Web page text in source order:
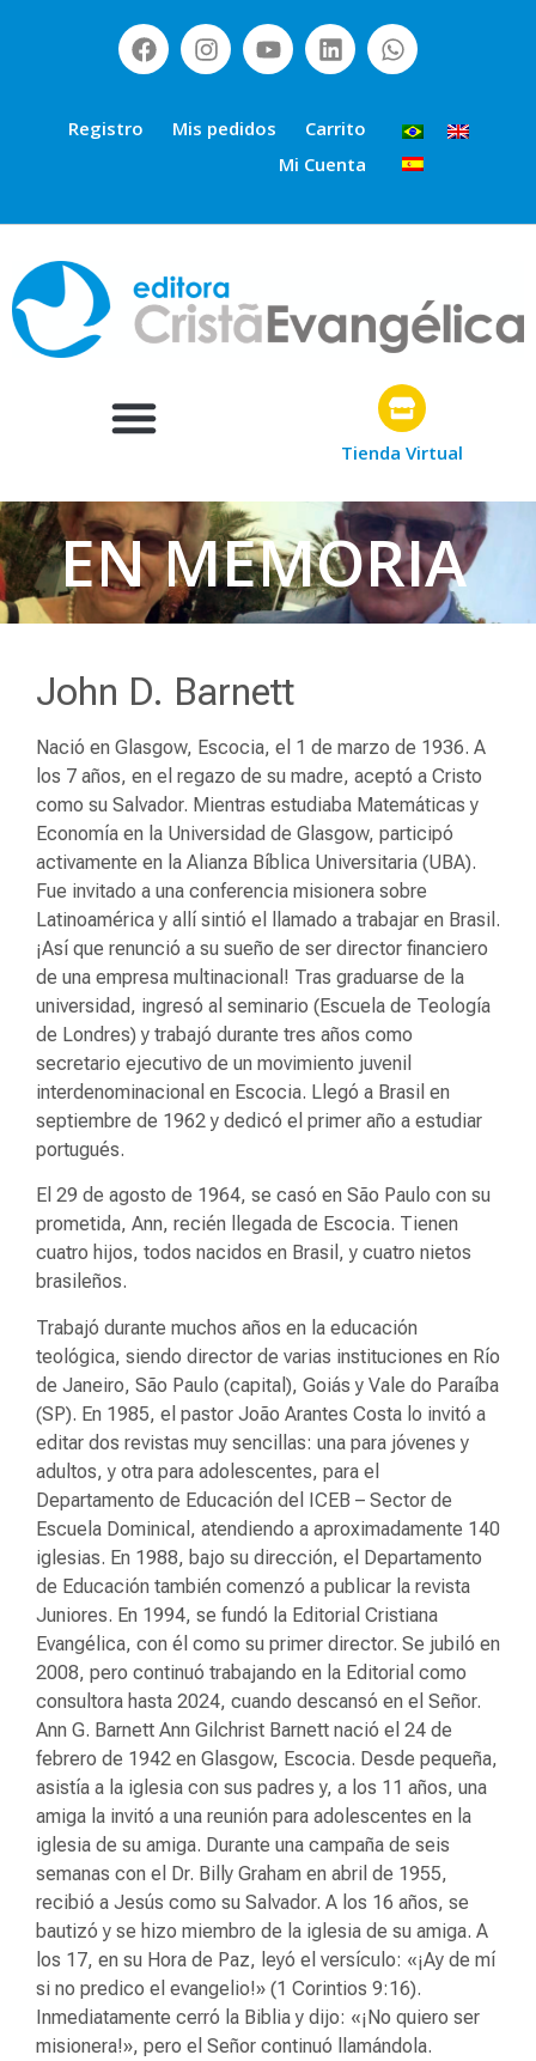
Registro Mis pedidos
Carrito
Mi Cuenta
Tienda Virtual
EN MEMORIA
John D. Barnett
Nació en Glasgow, Escocia, el 1 de marzo de 1936. A
los 7 años, en el regazo de su madre, aceptó a Cristo
como su Salvador. Mientras estudiaba Matemáticas y
Economía en la Universidad de Glasgow, participó
activamente en la Alianza Bíblica Universitaria (UBA).
Fue invitado a una conferencia misionera sobre
Latinoamérica y allí sintió el llamado a trabajar en Brasil.
¡Así que renunció a su sueño de ser director financiero
de una empresa multinacional! Tras graduarse de la
universidad, ingresó al seminario (Escuela de Teología
de Londres) y trabajó durante tres años como
secretario ejecutivo de un movimiento juvenil
interdenominacional en Escocia. Llegó a Brasil en
septiembre de 1962 y dedicó el primer año a estudiar
portugués.
El 29 de agosto de 1964, se casó en São Paulo con su
prometida, Ann, recién llegada de Escocia. Tienen
cuatro hijos, todos nacidos en Brasil, y cuatro nietos
brasileños.
Trabajó durante muchos años en la educación
teológica, siendo director de varias instituciones en Río
de Janeiro, São Paulo (capital), Goiás y Vale do Paraíba
(SP). En 1985, el pastor João Arantes Costa lo invitó a
editar dos revistas muy sencillas: una para jóvenes y
adultos, y otra para adolescentes, para el
Departamento de Educación del ICEB – Sector de
Escuela Dominical, atendiendo a aproximadamente 140
iglesias. En 1988, bajo su dirección, el Departamento
de Educación también comenzó a publicar la revista
Juniores. En 1994, se fundó la Editorial Cristiana
Evangélica, con él como su primer director. Se jubiló en
2008, pero continuó trabajando en la Editorial como
consultora hasta 2024, cuando descansó en el Señor.
Ann G. Barnett Ann Gilchrist Barnett nació el 24 de
febrero de 1942 en Glasgow, Escocia. Desde pequeña,
asistía a la iglesia con sus padres y, a los 11 años, una
amiga la invitó a una reunión para adolescentes en la
iglesia de su amiga. Durante una campaña de seis
semanas con el Dr. Billy Graham en abril de 1955,
recibió a Jesús como su Salvador. A los 16 años, se
bautizó y se hizo miembro de la iglesia de su amiga. A
los 17, en su Hora de Paz, leyó el versículo: «¡Ay de mí
si no predico el evangelio!» (1 Corintios 9:16).
Inmediatamente cerró la Biblia y dijo: «¡No quiero ser
misionera!», pero el Señor continuó llamándola.